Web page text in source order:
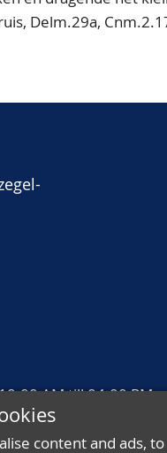
Delm.29a,
AM till 04.00 PM
content and ads,